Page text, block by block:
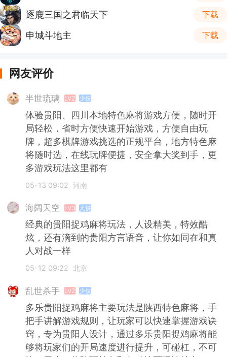
逐鹿三国之君临天下 下载
申城斗地主 下载
网友评价
半世琉璃 LV2 少侠
体验贵阳、四川本地特色麻将游戏方便，随时开
局轻松，省时方便快速开始游戏，方便自由玩
牌，超多棋牌游戏挑选的正规平台，地方特色麻
将随时选，在线玩牌便捷，安全拿大奖到手，更
多游戏玩法这里都有
05-13 09:02 河南
海阔天空 LV3 大侠
经典的贵阳捉鸡麻将玩法，人设精美，特效酷
炫，还有滴到的贵阳方言语音，让你如同在和真
人对战一样
05-12 09:22 北京
乱世杀手 LV2 少侠
多乐贵阳捉鸡麻将主要玩法是陕西特色麻将，手
把手讲解游戏规则，让玩家可以快速掌握游戏诀
窍，专为贵阳人设计，通过多乐贵阳捉鸡麻将能
够将玩家们的开局速度进行提升，可碰杠，不可